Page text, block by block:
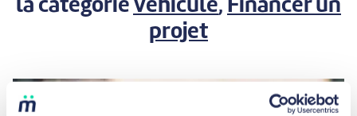
la catégorieVéhicule, Financer un
projet